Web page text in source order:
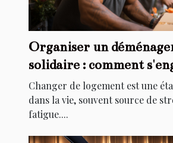
Organiser un
solidaire : comment
l'aide au relogement
Changer de logement est une
dans la vie, souvent source de
fatigue....